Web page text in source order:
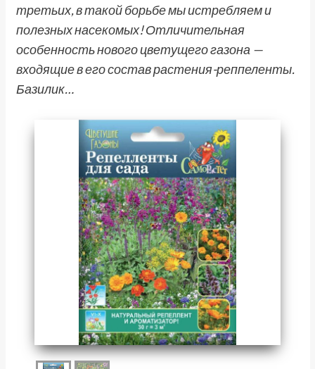
третьих, в такой борьбе мы истребляем и
полезных насекомых! Отличительная
особенность нового цветущего газона —
входящие в его состав растения-реппеленты.
Базилик…